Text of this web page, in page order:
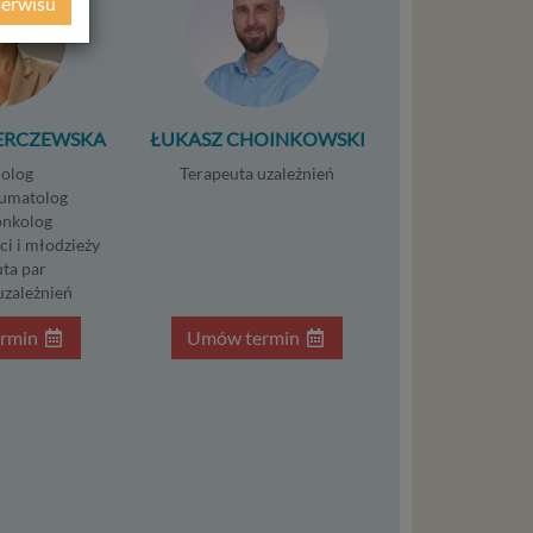
i młodzieży
par
ŁUKASZ CHOINKOWSKI
Terapeuta uzależnień
Umów termin
z
W tej